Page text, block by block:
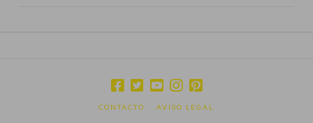
CONTACTO AVISO LEGAL